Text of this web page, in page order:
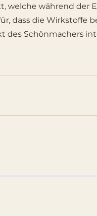
welche während der
dass die Wirkstoffe
des Schönmachers